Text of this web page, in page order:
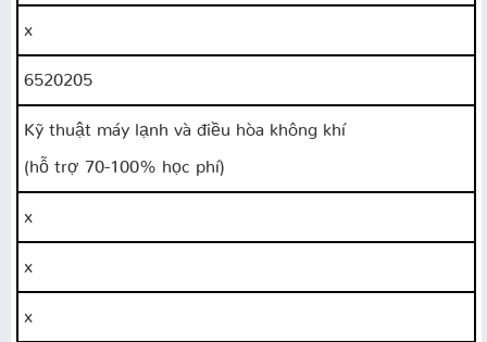
x
6520205
Kỹ thuật máy lạnh và điều hòa không khí
(hỗ trợ 70-100% học phí)
x
x
x